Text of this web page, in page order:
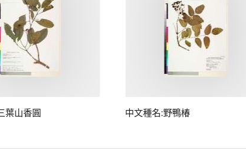
葉山香圓 中文種名:野鴨椿